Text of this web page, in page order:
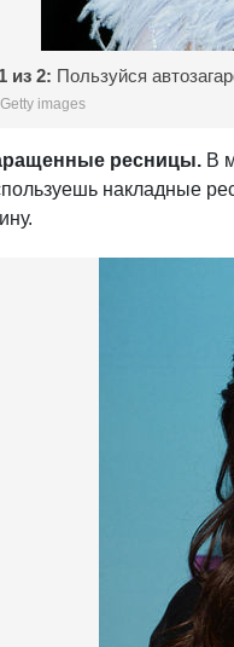
из 2: Пользуйся
images
ресницы. В
накладные